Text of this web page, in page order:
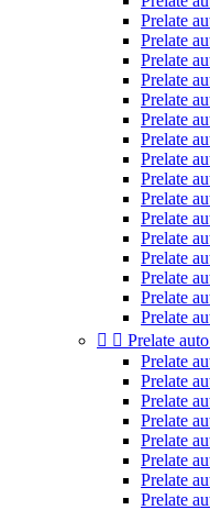
Prelate
Prelate
Prelate
Prelate
Prelate
Prelate
Prelate
Prelate
Prelate
Prelate
Prelate
Prelate
Prelate
Prelate
Prelate
Prelate
  Prelate
Prelate
Prelate
Prelate
Prelate
Prelate
Prelate
Prelate
Prelate